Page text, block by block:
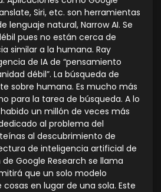
Siri, etc. son herramientas
lenguaje natural, Narrow AI. Se
pues no están cerca de
similar a la humana. Ray
de IA de “pensamiento
débil”. La búsqueda de
sobre humana. Es mucho más
para la tarea de búsqueda. A lo
un millón de veces más
al problema del
al descubrimiento de
de inteligencia artificial de
Google Research se llama
que un solo modelo
en lugar de una sola. Este